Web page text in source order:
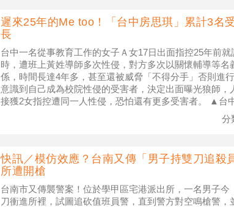
遲來25年的Me too！「台中房思琪」累計3名
長
台中一名從事教育工作的女子Ａ女17日出面指控25年前
時，遭班上黃姓導師多次性侵，對方多次以關懷輔導等名
係，時間長達4年多，甚至還被威脅「不得分手」否則進
意識到自己成為校院性侵的受害者，決定出面曝光狼師，
接獲2女指控遭同一人性侵，恐怕還有更多受害者。 ▲台
分
快訊／模仿效應？台南又傳「男子持雙刀追
所遭開槍
台南市又傳襲警案！位於學甲區宅港派出所，一名男子今
刀衝進所裡，試圖追砍值班員警，直到警方對空鳴槍警，